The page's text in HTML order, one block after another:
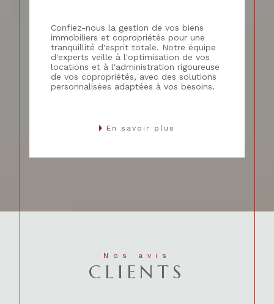
Confiez-nous la gestion de vos biens
immobiliers et copropriétés pour une
tranquillité d'esprit totale. Notre équipe
d'experts veille à l'optimisation de vos
locations et à l'administration rigoureuse
de vos copropriétés, avec des solutions
personnalisées adaptées à vos besoins.
En savoir plus
Nos avis
CLIENTS